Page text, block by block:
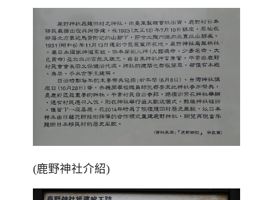
(鹿野神社介紹)